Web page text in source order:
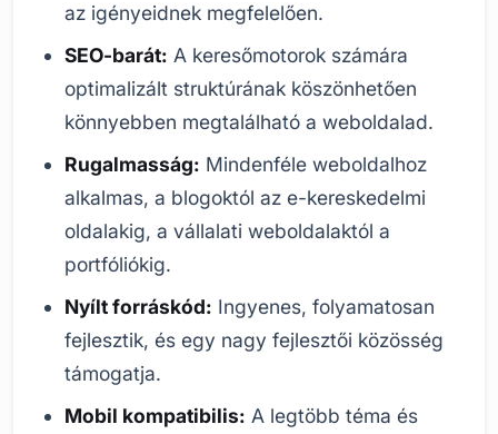
az igényeidnek megfelelően.
SEO-barát: A keresőmotorok számára
optimalizált struktúrának köszönhetően
könnyebben megtalálható a weboldalad.
Rugalmasság: Mindenféle weboldalhoz
alkalmas, a blogoktól az e-kereskedelmi
oldalakig, a vállalati weboldalaktól a
portfóliókig.
Nyílt forráskód: Ingyenes, folyamatosan
fejlesztik, és egy nagy fejlesztői közösség
támogatja.
Mobil kompatibilis: A legtöbb téma és